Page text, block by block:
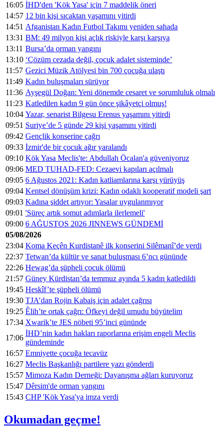
16:05 İHD'den 'Kök Yasa' için 7 maddelik öneri
14:57 12 bin kişi sıcaktan yaşamını yitirdi
14:51 Afganistan Kadın Futbol Takımı yeniden sahada
13:31 BM: 49 milyon kişi açlık riskiyle karşı karşıya
13:11 Bursa’da orman yangını
13:10 ‘Çözüm cezada değil, çocuk adalet sisteminde’
11:57 Gezici Müzik Atölyesi bin 700 çocuğa ulaştı
11:49 Kadın buluşmaları sürüyor
11:36 Ayşegül Doğan: Yeni dönemde cesaret ve sorumluluk olmalı
11:23 Katledilen kadın 9 gün önce şikâyetçi olmuş!
10:04 Yazar, senarist Bilgesu Erenus yaşamını yitirdi
09:51 Suriye’de 5 günde 29 kişi yaşamını yitirdi
09:42 Gençlik konserine çağrı
09:33 İzmir'de bir çocuk ağır yaralandı
09:10 Kök Yasa Meclis'te: Abdullah Öcalan'a güveniyoruz
09:06 MED TUHAD-FED: Cezaevi kapıları açılmalı
09:05 6 Ağustos 2021: Kadın katliamlarına karşı yürüyüş
09:04 Kentsel dönüşüm krizi: Kadın odaklı kooperatif modeli şart
09:03 Kadına şiddet artıyor: Yasalar uygulanmıyor
09:01 'Süreç artık somut adımlarla ilerlemeli'
09:00 6 AĞUSTOS 2026 JINNEWS GÜNDEMİ
05/08/2026
23:04 Koma Keçên Kurdistanê ilk konserini Silêmanî’de verdi
22:37 Tetwan’da kültür ve sanat buluşması 6’ncı gününde
22:26 Hewag’da şüpheli çocuk ölümü
21:57 Güney Kürdistan’da temmuz ayında 5 kadın katledildi
19:45 Heskîf’te şüpheli ölümü
19:30 TJA’dan Rojin Kabaiş için adalet çağrısı
19:25 Êlih’te ortak çağrı: Öfkeyi değil umudu büyütelim
17:34 Xwarik’te JES nöbeti 95’inci gününde
17:06
İHD’nin kadın hakları raporlarına erişim engeli Meclis
gündeminde
16:57 Emniyette çocuğa tecavüz
16:27 Meclis Başkanlığı partilere yazı gönderdi
15:57 Mimoza Kadın Derneği: Dayanışma ağları kuruyoruz
15:47 Dêrsim'de orman yangını
15:43 CHP 'Kök Yasa'ya imza verdi
Okumadan geçme!